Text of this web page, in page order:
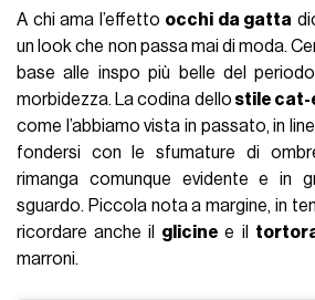
A chi ama l’effetto occhi da gatta
un look che non passa mai di moda.
base alle inspo più belle del
morbidezza. La codina dello stile cat-
come l’abbiamo vista in passato, in
fondersi con le sfumature di
rimanga comunque evidente e in
sguardo. Piccola nota a margine, in
ricordare anche il glicinee il
marroni.